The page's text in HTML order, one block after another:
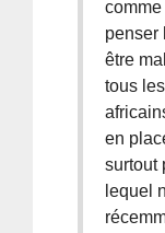
penser
être
tous
en
surtout
lequel